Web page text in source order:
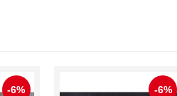
-6% -6%